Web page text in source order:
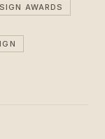
AWARDS